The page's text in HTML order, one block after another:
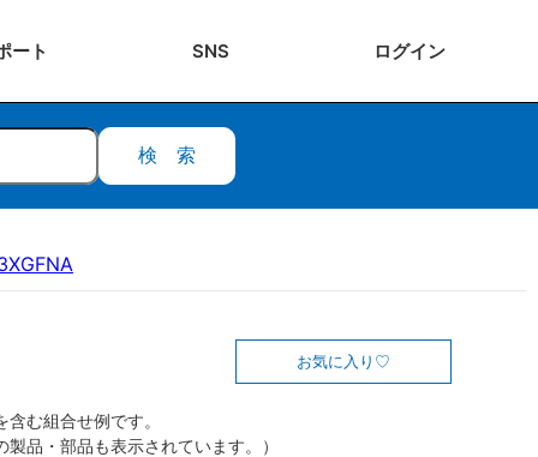
ート SNS ログイン
検索
お気に入り
む組合せ例です。
製品・部品も表示されています。）